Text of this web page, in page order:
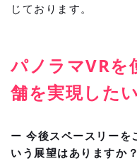
じております。
パノラマVRを
舗を実現したい
ー 今後スペースリーを
いう展望はありますか？